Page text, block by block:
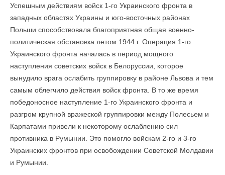
Успешным действиям войск 1-го Украинского фронта в
западных областях Украины и юго-восточных районах
Польши способствовала благоприятная общая военно-
политическая обстановка летом 1944 г. Операция 1-го
Украинского фронта началась в период мощного
наступления советских войск в Белоруссии, которое
вынудило врага ослабить группировку в районе Львова и тем
самым облегчило действия войск фронта. В то же время
победоносное наступление 1-го Украинского фронта и
разгром крупной вражеской группировки между Полесьем и
Карпатами привели к некоторому ослаблению сил
противника в Румынии. Это помогло войскам 2-го и 3-го
Украинских фронтов при освобождении Советской Молдавии
и Румынии.